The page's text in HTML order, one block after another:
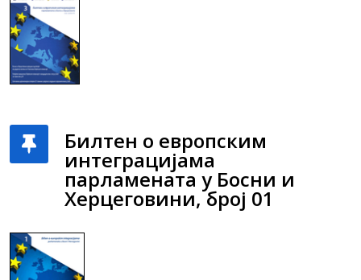
Билтен о европским
интеграцијама
парламената у Босни и
Херцеговини, број 01